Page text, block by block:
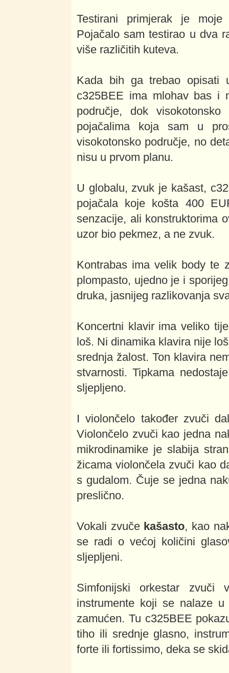
Testirani primjerak je
Pojačalo sam testirao u dva
više različitih kuteva.
Kada bih ga trebao opisati
c325BEE ima mlohav bas i
područje, dok
pojačalima koja sam u
visokotonsko područje, no
nisu u prvom planu.
U globalu, zvuk je kašast,
pojačala koje košta 400
senzacije, ali konstruktorima
uzor bio pekmez, a ne zvuk.
Kontrabas ima velik body te
plompasto, ujedno je i
druka, jasnijeg razlikovanja
Koncertni klavir ima veliko
loš. Ni dinamika klavira nije
srednja žalost. Ton klavira
stvarnosti. Tipkama
sljepljeno.
I violončelo također zvuči
Violončelo zvuči kao jedna
mikrodinamike je slabija
žicama violončela zvuči kao
s gudalom. Čuje se jedna
preslično.
Vokali zvuče kašasto, kao
se radi o većoj količini
sljepljeni.
Simfonijski orkestar zvuči
instrumente koji se nalaze
zamućen. Tu c325BEE
tiho ili srednje glasno,
forte ili fortissimo, deka se